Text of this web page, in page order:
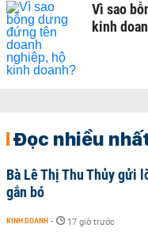
Vì sao
kinh
Đọc nhiều
Bà Lê Thị Thu Thủy gửi
gắn bó
KINH DOANH - 17 giờ trước